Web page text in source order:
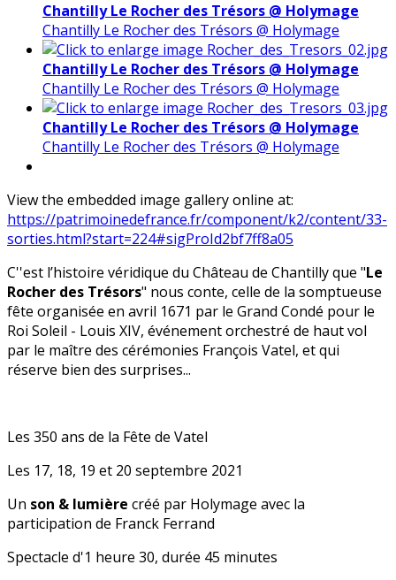
Chantilly Le Rocher des Trésors @ Holymage
Chantilly Le Rocher des Trésors @ Holymage
Chantilly Le Rocher des Trésors @ Holymage
Chantilly Le Rocher des Trésors @ Holymage
Chantilly Le Rocher des Trésors @ Holymage
Chantilly Le Rocher des Trésors @ Holymage
View the embedded image gallery online at:
https://patrimoinedefrance.fr/component/k2/content/33-
sorties.html?start=224#sigProId2bf7ff8a05
C''est l’histoire véridique du Château de Chantilly que "Le
Rocher des Trésors" nous conte, celle de la somptueuse
fête organisée en avril 1671 par le Grand Condé pour le
Roi Soleil - Louis XIV, événement orchestré de haut vol
par le maître des cérémonies François Vatel, et qui
réserve bien des surprises...
Les 350 ans de la Fête de Vatel
Les 17, 18, 19 et 20 septembre 2021
Un son & lumière créé par Holymage avec la
participation de Franck Ferrand
Spectacle d'1 heure 30, durée 45 minutes